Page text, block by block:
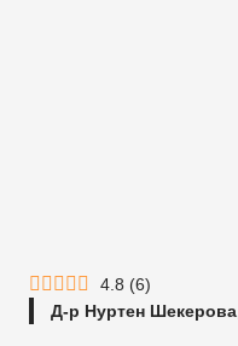
4.8 (6)
Д-р Нуртен Шекерова